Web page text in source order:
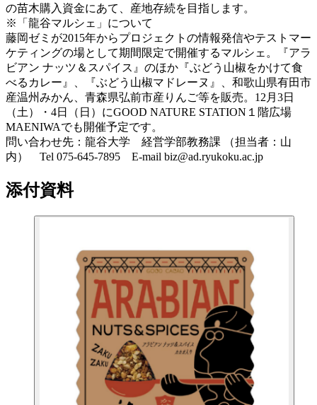
の苗木購入資金にあて、産地存続を目指します。
※「龍谷マルシェ」について
藤岡ゼミが2015年からプロジェクトの情報発信やテストマー
ケティングの場として期間限定で開催するマルシェ。『アラ
ビアン ナッツ＆スパイス』のほか『ぶどう山椒をかけて食
べるカレー』、『ぶどう山椒マドレーヌ』、和歌山県有田市
産温州みかん、青森県弘前市産りんご等を販売。12月3日
（土）・4日（日）にGOOD NATURE STATION１階広場
MAENIWAでも開催予定です。
問い合わせ先：龍谷大学 経営学部教務課 （担当者：山
内） Tel 075-645-7895 E-mail biz@ad.ryukoku.ac.jp
添付資料